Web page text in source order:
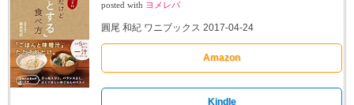
posted with ヨメレバ
圓尾 和紀 ワニブックス 2017-04-24
Amazon
Kindle